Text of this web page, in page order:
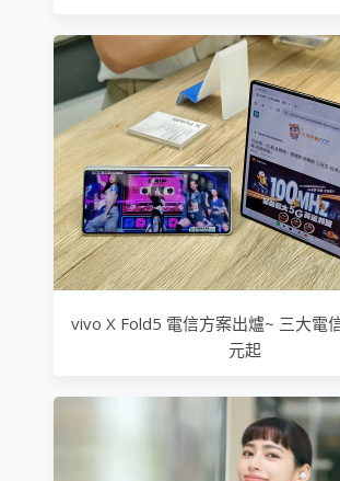
vivo X Fold5 電信方案出爐~ 三大電
元起